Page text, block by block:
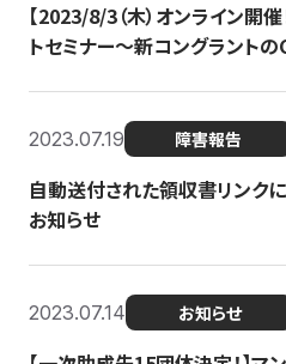
【2023/8/3（木）オンライン開
トセミナー〜新コングラント
2023.07.19 障害報告
自動送付された領収書リンク
お知らせ
2023.07.14 お知らせ